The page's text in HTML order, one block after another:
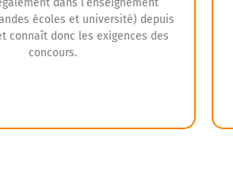
écoles et université) depuis
connaît donc les exigences des
concours.